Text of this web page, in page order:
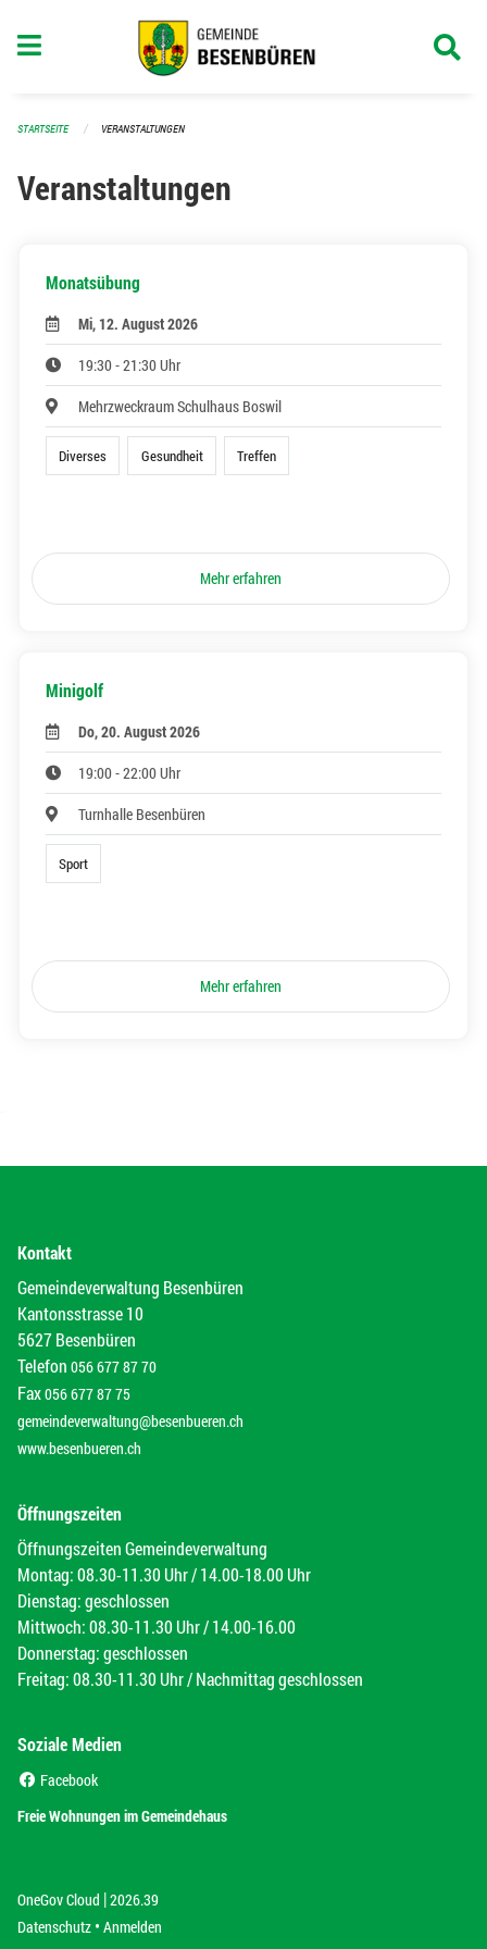
STARTSEITE VERANSTALTUNGEN
Veranstaltungen
Monatsübung
Mi, 12. August 2026
19:30 - 21:30 Uhr
Mehrzweckraum Schulhaus Boswil
Diverses Gesundheit Treffen
Mehr erfahren
Minigolf
Do, 20. August 2026
19:00 - 22:00 Uhr
Turnhalle Besenbüren
Sport
Mehr erfahren
Kontakt
Gemeindeverwaltung Besenbüren
Kantonsstrasse 10
5627 Besenbüren
Telefon 056 677 87 70
Fax056 677 87 75
gemeindeverwaltung@besenbueren.ch
www.besenbueren.ch
Öffnungszeiten
Öffnungszeiten Gemeindeverwaltung
Montag: 08.30-11.30 Uhr / 14.00-18.00 Uhr
Dienstag: geschlossen
Mittwoch: 08.30-11.30 Uhr / 14.00-16.00
Donnerstag: geschlossen
Freitag: 08.30-11.30 Uhr / Nachmittag geschlossen
Soziale Medien
Facebook
Freie Wohnungen im Gemeindehaus
OneGov Cloud (External Link)
|2026.39
Datenschutz (External Link)
Anmelden